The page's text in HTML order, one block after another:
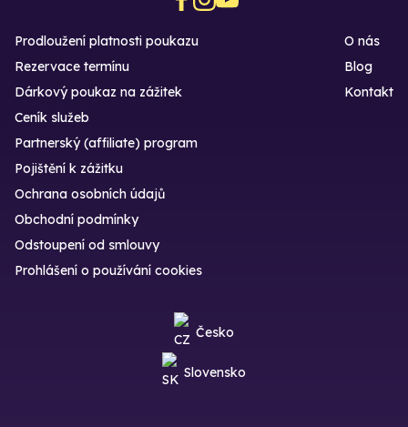
Prodloužení platnosti poukazu
Rezervace termínu
Dárkový poukaz na zážitek
O nás
Blog
Kontakt
Ceník služeb
Partnerský (affiliate) program
Pojištění k zážitku
Ochrana osobních údajů
Obchodní podmínky
Odstoupení od smlouvy
Prohlášení o používání cookies
Česko
Slovensko